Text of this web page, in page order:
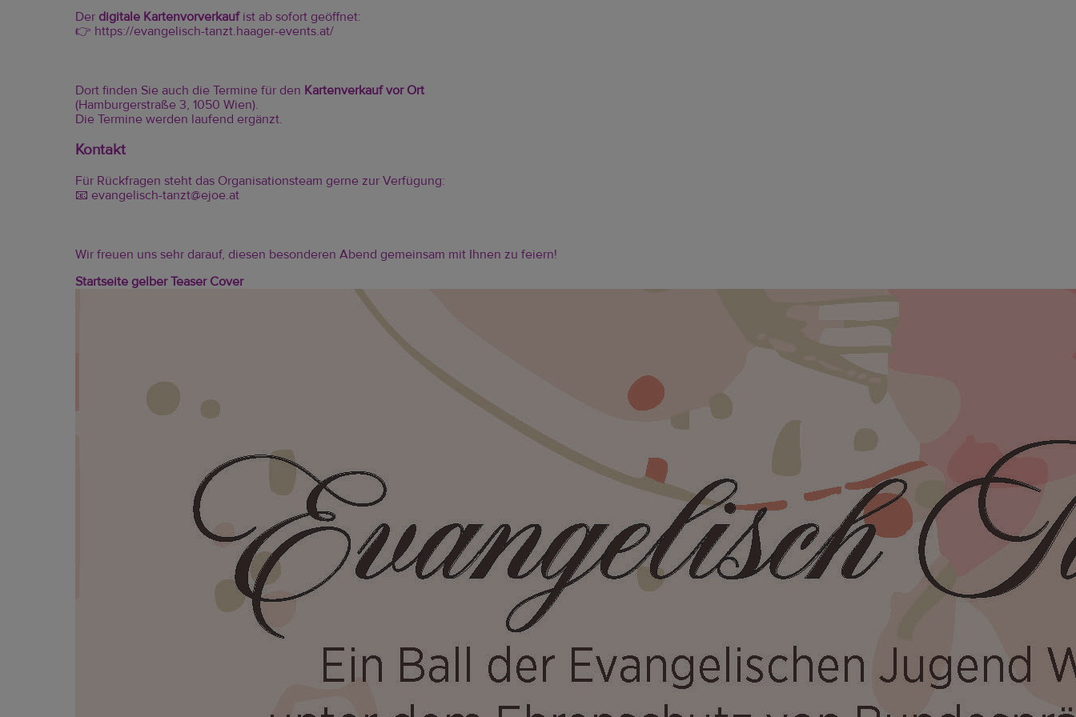
Derdigitale Kartenvorverkaufist ab sofort geöffnet:
👉 https://evangelisch-tanzt.haager-events.at/
Dort finden Sie auch die Termine für den Kartenverkauf vor Ort
(Hamburgerstraße 3, 1050 Wien).
Die Termine werden laufend ergänzt.
Kontakt
Für Rückfragen steht das Organisationsteam gerne zur Verfügung:
📧 evangelisch-tanzt@ejoe.at
Wir freuen uns sehr darauf, diesen besonderen Abend gemeinsam mit Ihnen zu feiern!
Startseite gelber Teaser Cover